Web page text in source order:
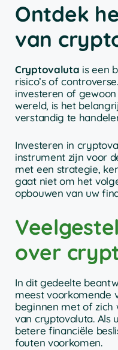
Ontdek
van
Cryptovaluta is een
risico’s of
investeren of
wereld, is het
verstandig te
Investeren in
instrument zijn voor
met een strategie,
gaat niet om het
opbouwen van uw
over
In dit gedeelte
meest voorkomende
beginnen met of zich
van cryptovaluta. Als
betere financiële
fouten voorkomen.